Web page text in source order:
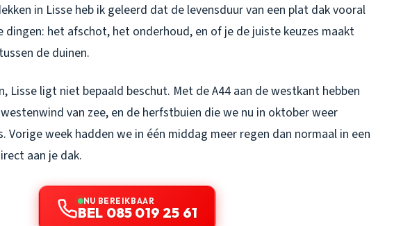
in Lisse heb ik geleerd dat de levensduur van een plat dak vooral
het afschot, het onderhoud, en of je de juiste keuzes maakt
de duinen.
Lisse ligt niet bepaald beschut. Met de A44 aan de westkant hebben
van zee, en de herfstbuien die we nu in oktober weer
Vorige week hadden we in één middag meer regen dan normaal in een
aan je dak.
NU BEREIKBAAR
BEL 085 019 25 61